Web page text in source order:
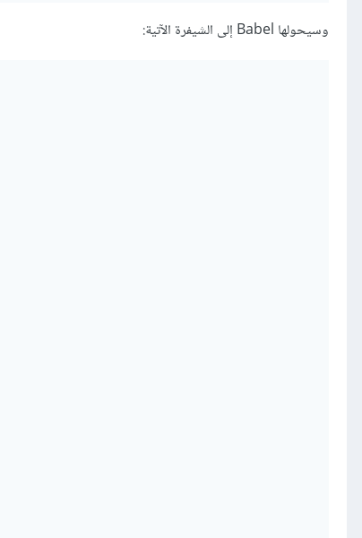
وسيحولها Babel إلى الشيفرة الآتية: